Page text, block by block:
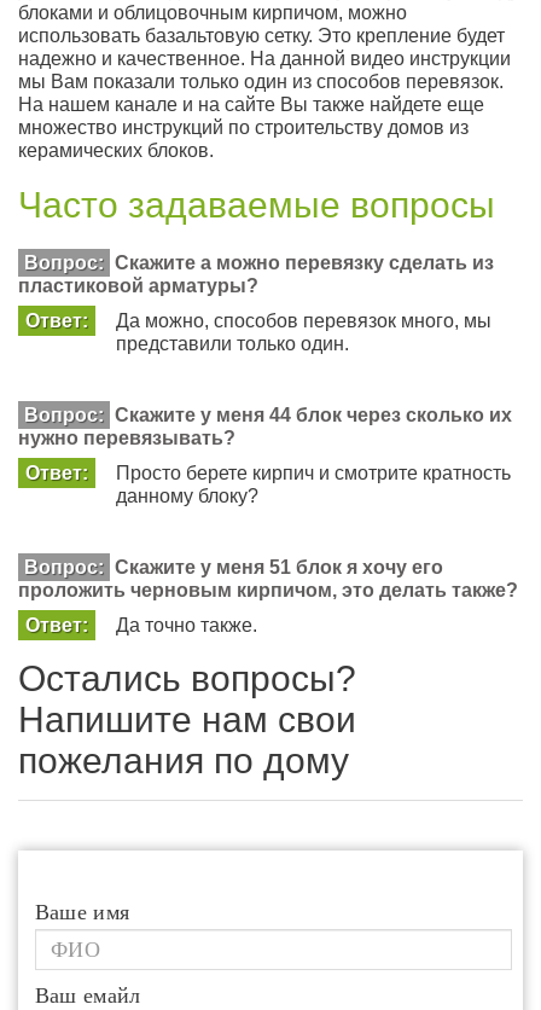
блоками и облицовочным кирпичом, можно
использовать базальтовую сетку. Это крепление будет
надежно и качественное. На данной видео инструкции
мы Вам показали только один из способов перевязок.
На нашем канале и на сайте Вы также найдете еще
множество инструкций по строительству домов из
керамических блоков.
Часто задаваемые вопросы
Вопрос: Скажите а можно перевязку сделать из
пластиковой арматуры?
Ответ:
Да можно, способов перевязок много, мы
представили только один.
Вопрос: Скажите у меня 44 блок через сколько их
нужно перевязывать?
Ответ:
Просто берете кирпич и смотрите кратность
данному блоку?
Вопрос: Скажите у меня 51 блок я хочу его
проложить черновым кирпичом, это делать также?
Ответ:
Да точно также.
Остались вопросы?
Напишите нам свои
пожелания по дому
Ваше имя
Ваш емайл